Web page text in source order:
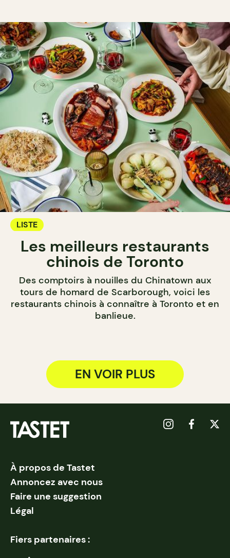
LISTE
Les meilleurs restaurants
chinois de Toronto
Des comptoirs à nouilles du Chinatown aux
tours de homard de Scarborough, voici les
restaurants chinois à connaître à Toronto et en
banlieue.
EN VOIR PLUS
À propos de Tastet
Annoncez avec nous
Faire une suggestion
Légal
Fiers partenaires :